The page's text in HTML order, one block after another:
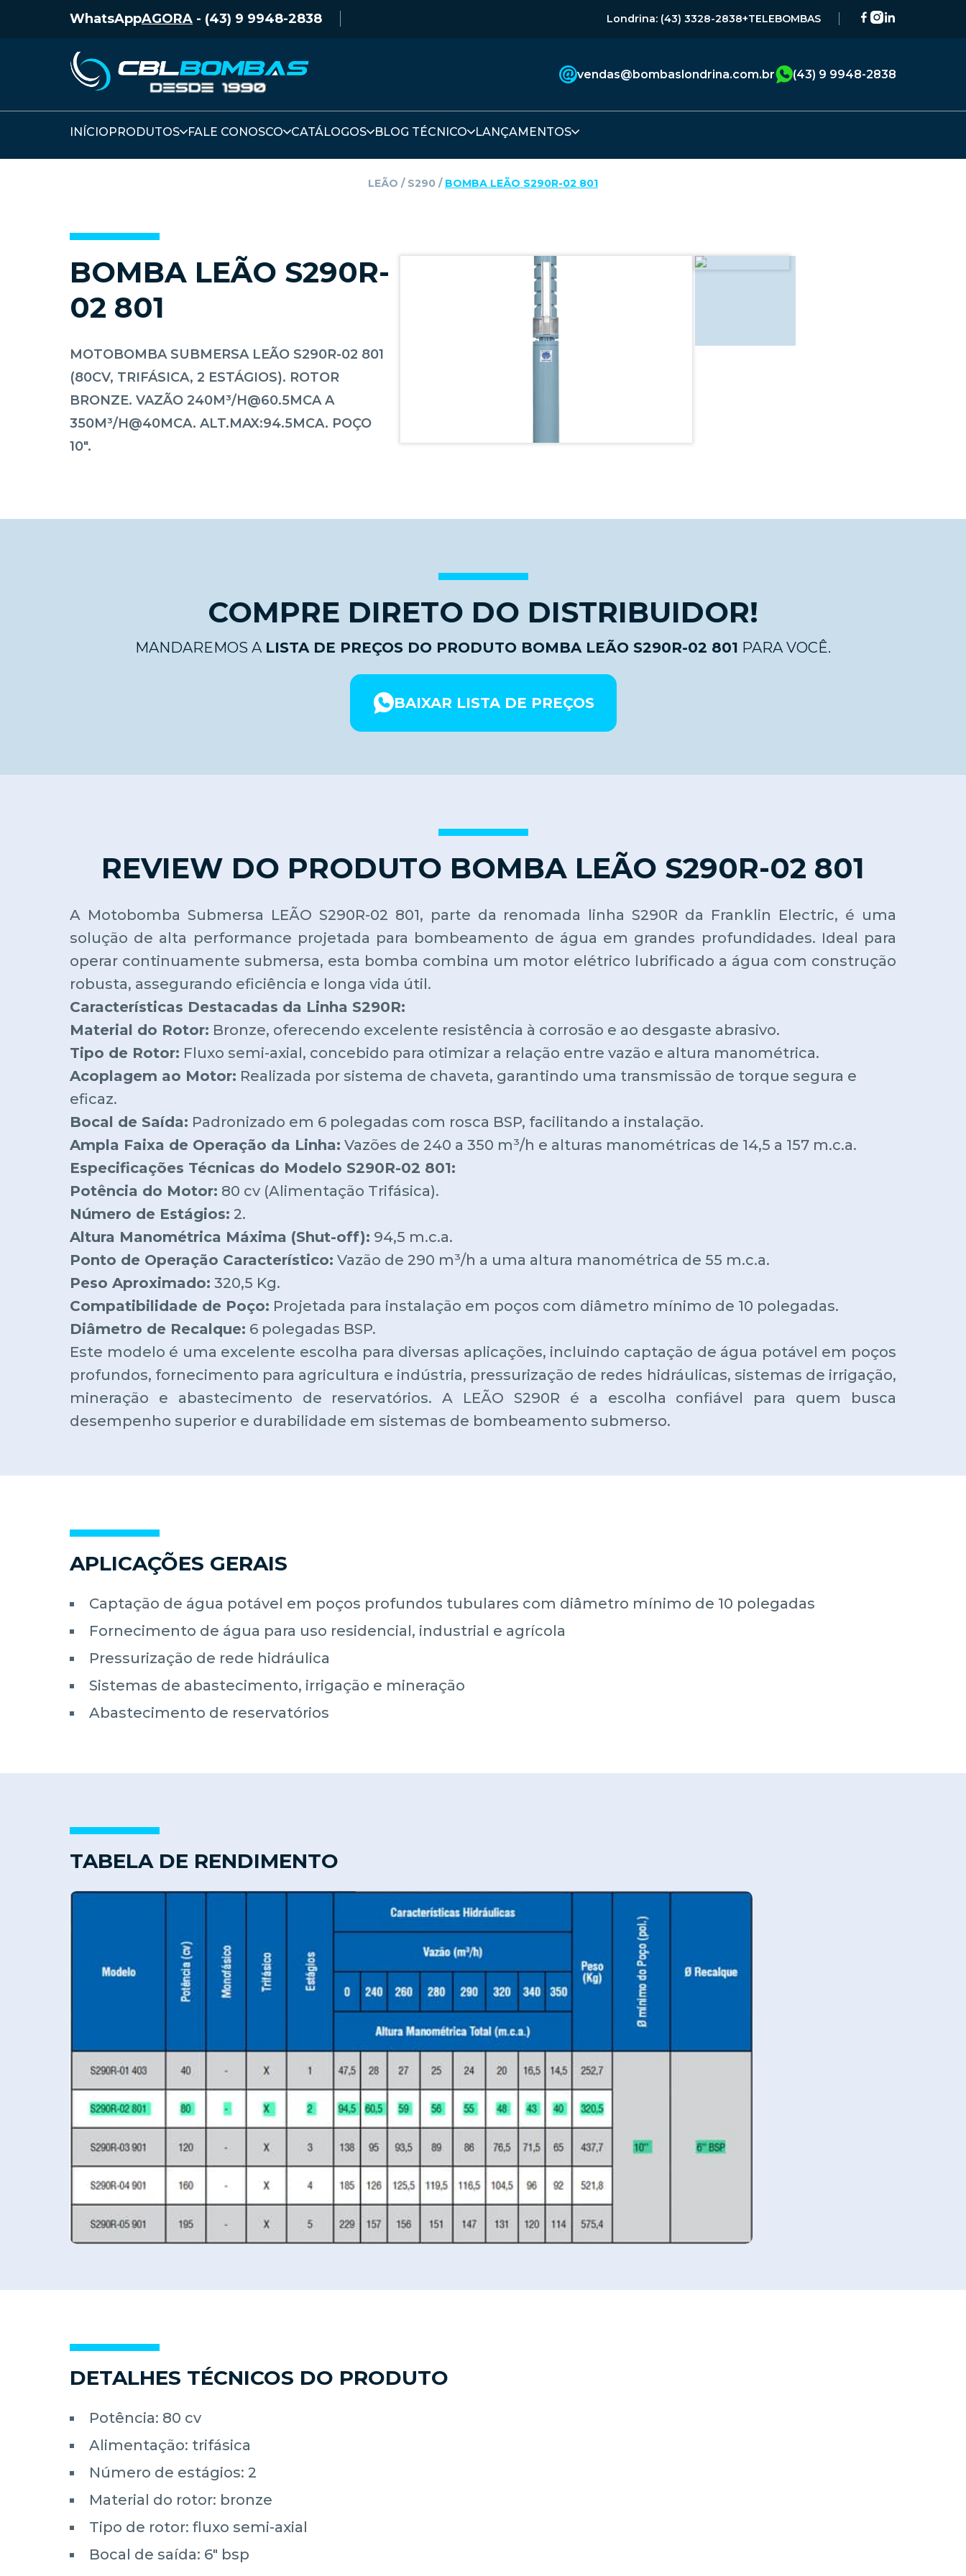
WhatsAppAGORA - (43) 9 9948-2838 Londrina: (43) 3328-2838+TELEBOMBAS
vendas@bombaslondrina.com.br (43) 9 9948-2838
INÍCIOPRODUTOS FALE CONOSCO CATÁLOGOS BLOG TÉCNICO LANÇAMENTOS
LEÃO ‎ / ‎ S290 ‎ / ‎ BOMBA LEÃO S290R-02 801
BOMBA LEÃO S290R-
02 801
MOTOBOMBA SUBMERSA LEÃO S290R-02 801
(80CV, TRIFÁSICA, 2 ESTÁGIOS). ROTOR
BRONZE. VAZÃO 240M³/H@60.5MCA A
350M³/H@40MCA. ALT.MAX:94.5MCA. POÇO
10".
COMPRE DIRETO DO DISTRIBUIDOR!
MANDAREMOS A LISTA DE PREÇOS DO PRODUTO BOMBA LEÃO S290R-02 801 PARA VOCÊ.
BAIXAR LISTA DE PREÇOS
REVIEW DO PRODUTO BOMBA LEÃO S290R-02 801
A Motobomba Submersa LEÃO S290R-02 801, parte da renomada linha S290R da Franklin Electric, é uma
solução de alta performance projetada para bombeamento de água em grandes profundidades. Ideal para
operar continuamente submersa, esta bomba combina um motor elétrico lubrificado a água com construção
robusta, assegurando eficiência e longa vida útil.
Características Destacadas da Linha S290R:
Material do Rotor: Bronze, oferecendo excelente resistência à corrosão e ao desgaste abrasivo.
Tipo de Rotor: Fluxo semi-axial, concebido para otimizar a relação entre vazão e altura manométrica.
Acoplagem ao Motor: Realizada por sistema de chaveta, garantindo uma transmissão de torque segura e
eficaz.
Bocal de Saída: Padronizado em 6 polegadas com rosca BSP, facilitando a instalação.
Ampla Faixa de Operação da Linha: Vazões de 240 a 350 m³/h e alturas manométricas de 14,5 a 157 m.c.a.
Especificações Técnicas do Modelo S290R-02 801:
Potência do Motor: 80 cv (Alimentação Trifásica).
Número de Estágios: 2.
Altura Manométrica Máxima (Shut-off): 94,5 m.c.a.
Ponto de Operação Característico: Vazão de 290 m³/h a uma altura manométrica de 55 m.c.a.
Peso Aproximado: 320,5 Kg.
Compatibilidade de Poço: Projetada para instalação em poços com diâmetro mínimo de 10 polegadas.
Diâmetro de Recalque: 6 polegadas BSP.
Este modelo é uma excelente escolha para diversas aplicações, incluindo captação de água potável em poços
profundos, fornecimento para agricultura e indústria, pressurização de redes hidráulicas, sistemas de irrigação,
mineração e abastecimento de reservatórios. A LEÃO S290R é a escolha confiável para quem busca
desempenho superior e durabilidade em sistemas de bombeamento submerso.
APLICAÇÕES GERAIS
Captação de água potável em poços profundos tubulares com diâmetro mínimo de 10 polegadas
Fornecimento de água para uso residencial, industrial e agrícola
Pressurização de rede hidráulica
Sistemas de abastecimento, irrigação e mineração
Abastecimento de reservatórios
TABELA DE RENDIMENTO
DETALHES TÉCNICOS DO PRODUTO
Potência: 80 cv
Alimentação: trifásica
Número de estágios: 2
Material do rotor: bronze
Tipo de rotor: fluxo semi-axial
Bocal de saída: 6" bsp